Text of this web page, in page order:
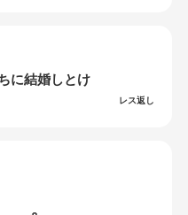
に結婚しとけ
レス返し